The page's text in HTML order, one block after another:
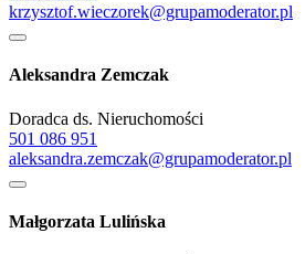
krzysztof.wieczorek@grupamoderator.pl
Aleksandra Zemczak
Doradca ds. Nieruchomości
501 086 951
aleksandra.zemczak@grupamoderator.pl
Małgorzata Lulińska